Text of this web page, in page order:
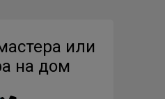
или
на дом